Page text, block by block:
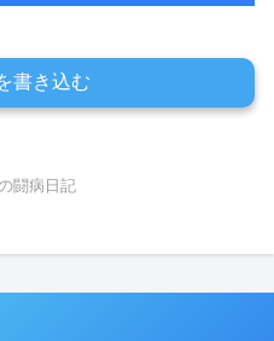
書き込む
闘病日記